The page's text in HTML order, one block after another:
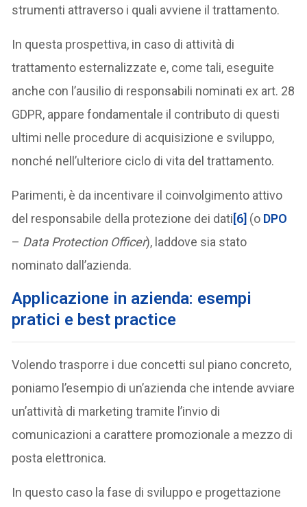
strumenti attraverso i quali avviene il trattamento.
In questa prospettiva, in caso di attività di
trattamento esternalizzate e, come tali, eseguite
anche con l’ausilio di responsabili nominati ex art. 28
GDPR, appare fondamentale il contributo di questi
ultimi nelle procedure di acquisizione e sviluppo,
nonché nell’ulteriore ciclo di vita del trattamento.
Parimenti, è da incentivare il coinvolgimento attivo
del responsabile della protezione dei dati[6] (o DPO
– Data Protection Officer), laddove sia stato
nominato dall’azienda.
Applicazione in azienda: esempi
pratici e best practice
Volendo trasporre i due concetti sul piano concreto,
poniamo l’esempio di un’azienda che intende avviare
un’attività di marketing tramite l’invio di
comunicazioni a carattere promozionale a mezzo di
posta elettronica.
In questo caso la fase di sviluppo e progettazione